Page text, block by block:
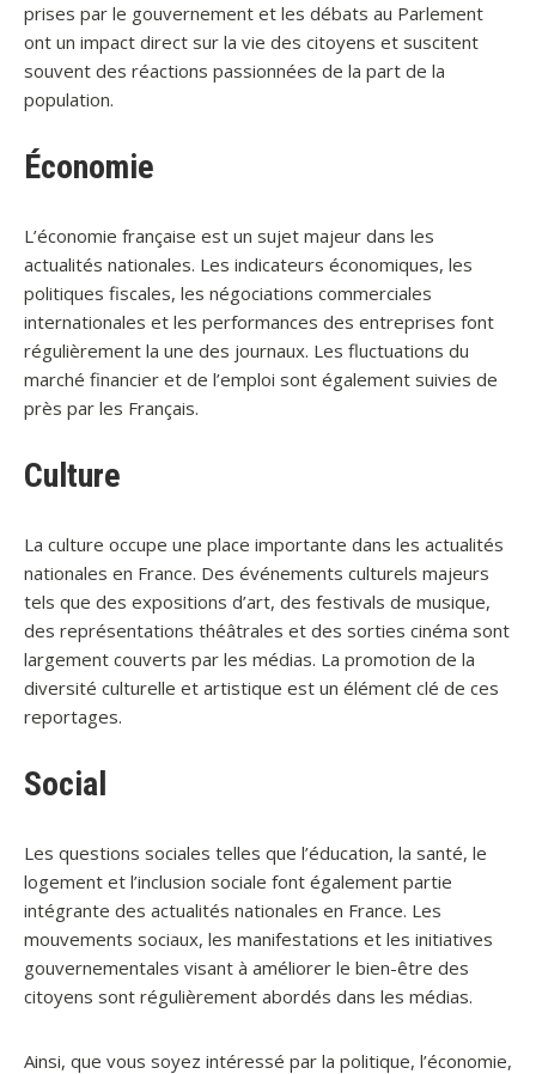
prises par le gouvernement et les débats au Parlement
ont un impact direct sur la vie des citoyens et suscitent
souvent des réactions passionnées de la part de la
population.
Économie
L’économie française est un sujet majeur dans les
actualités nationales. Les indicateurs économiques, les
politiques fiscales, les négociations commerciales
internationales et les performances des entreprises font
régulièrement la une des journaux. Les fluctuations du
marché financier et de l’emploi sont également suivies de
près par les Français.
Culture
La culture occupe une place importante dans les actualités
nationales en France. Des événements culturels majeurs
tels que des expositions d’art, des festivals de musique,
des représentations théâtrales et des sorties cinéma sont
largement couverts par les médias. La promotion de la
diversité culturelle et artistique est un élément clé de ces
reportages.
Social
Les questions sociales telles que l’éducation, la santé, le
logement et l’inclusion sociale font également partie
intégrante des actualités nationales en France. Les
mouvements sociaux, les manifestations et les initiatives
gouvernementales visant à améliorer le bien-être des
citoyens sont régulièrement abordés dans les médias.
Ainsi, que vous soyez intéressé par la politique, l’économie,